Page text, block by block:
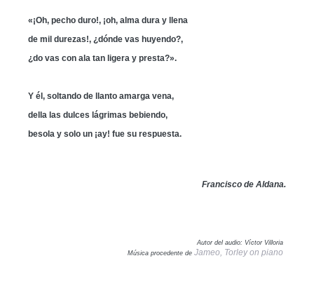
«¡Oh, pecho duro!, ¡oh, alma dura y llena
de mil durezas!, ¿dónde vas huyendo?,
¿do vas con ala tan ligera y presta?».
Y él, soltando de llanto amarga vena,
della las dulces lágrimas bebiendo,
besola y solo un ¡ay! fue su respuesta.
Francisco de Aldana.
Autor del audio: Víctor Villoria
Música procedente de Jameo, Torley on piano